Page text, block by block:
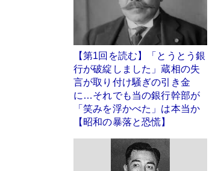
【第1回を読む】「とうとう銀
行が破綻しました」蔵相の失
言が取り付け騒ぎの引き金
に…それでも当の銀行幹部が
「笑みを浮かべた」は本当か
【昭和の暴落と恐慌】